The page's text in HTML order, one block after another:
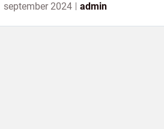
september 2024 admin